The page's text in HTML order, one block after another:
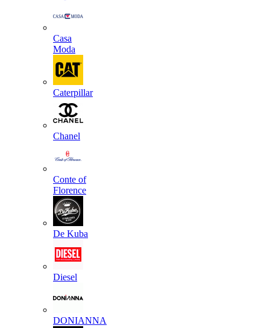
Casa
Moda
Caterpillar
Chanel
Conte of
Florence
De Kuba
Diesel
DONIANNA